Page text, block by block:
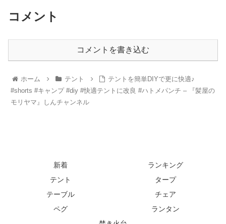
コメント
コメントを書き込む
ホーム テント
テントを簡単DIYで更に快適♪
#shorts #キャンプ #diy #快適テントに改良 #ハトメパンチ – 『髪屋の
モリヤマ』しんチャンネル
新着
ランキング
テント
タープ
テーブル
チェア
ペグ
ランタン